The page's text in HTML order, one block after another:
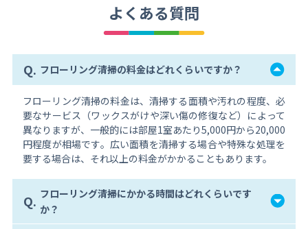
よくある質問
Q. フローリング清掃の料金はどれくらいですか？
フローリング清掃の料金は、清掃する面積や汚れの程度、必
要なサービス（ワックスがけや深い傷の修復など）によって
異なりますが、一般的には部屋1室あたり5,000円から20,000
円程度が相場です。広い面積を清掃する場合や特殊な処理を
要する場合は、それ以上の料金がかかることもあります。
Q. フローリング清掃にかかる時間はどれくらいです
か？